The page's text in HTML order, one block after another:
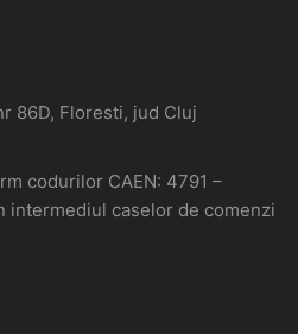
86D, Floresti, jud Cluj
codurilor CAEN: 4791 –
intermediul caselor de comenzi